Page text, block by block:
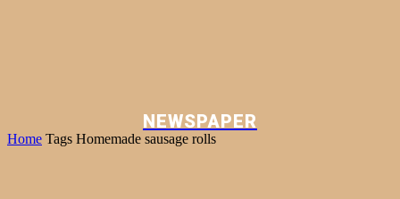
NEWSPAPER
Home Tags Homemade sausage rolls